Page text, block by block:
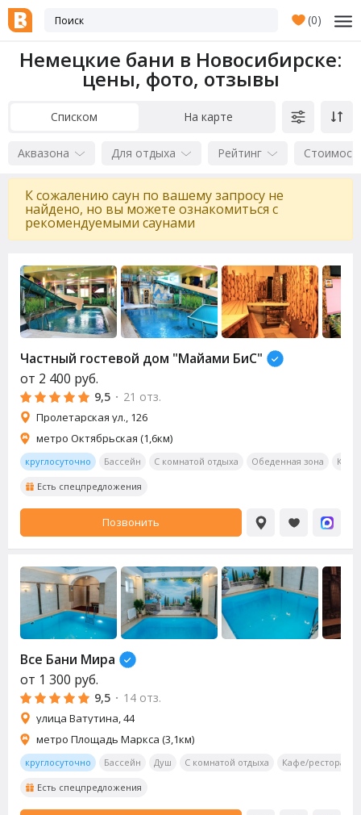
(0)
Немецкие бани в Новосибирске:
цены, фото, отзывы
Списком На карте
Аквазона Для отдыха Рейтинг
К сожалению саун по вашему запросу не
найдено, но вы можете ознакомиться с
рекомендуемыми саунами
Частный гостевой дом "Майами БиС"
от 2 400 руб.
9,5 · 21 отз.
Пролетарская ул., 126
метро Октябрьская (1,6км)
круглосуточно Бассейн С комнатой отдыха Обеденная зона
Есть спецпредложения
Позвонить
Все Бани Мира
от 1 300 руб.
9,5 · 14 отз.
улица Ватутина, 44
метро Площадь Маркса (3,1км)
круглосуточно Бассейн Душ С комнатой отдыха Кафе/ресторан
Есть спецпредложения